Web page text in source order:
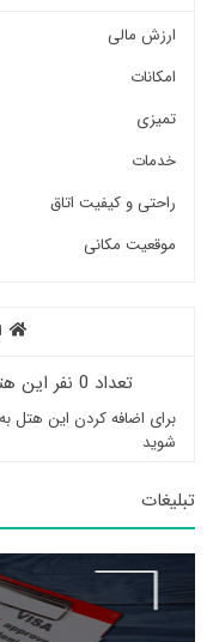
ارزش مالی
امکانات
تمیزی
خدمات
راحتی و کیفیت اتاق
موقعیت مکانی
تعداد 0 نفر این هتل را به لیست خود اضافه کرده‌اند
برای اضافه کردن این هتل
شوید
تبلیغات